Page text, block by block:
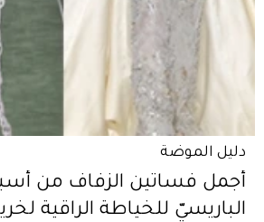
دليل الموضة
أجمل فساتين الزفاف من
الباريسيّ للخياطة الراقية لخريف